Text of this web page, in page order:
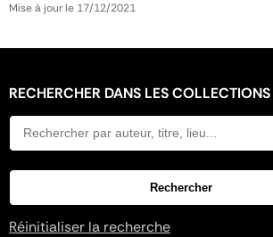
Mise à jour le 17/12/2021
RECHERCHER DANS LES COLLECTIONS
Réinitialiser la recherche